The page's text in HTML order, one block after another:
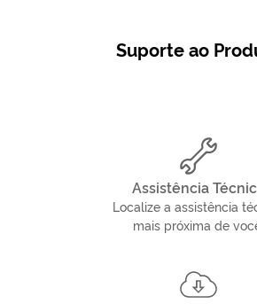
Suporte ao
Assistência
Localize a assistência
mais próxima de